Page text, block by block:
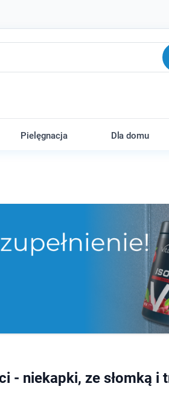
Pielęgnacja Dla domu
- niekapki, ze słomką i